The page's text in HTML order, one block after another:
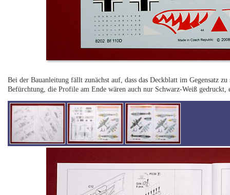
Bei der Bauanleitung fällt zunächst auf, dass das Deckblatt im Gegensatz
Befürchtung, die Profile am Ende wären auch nur Schwarz-Weiß gedruckt,